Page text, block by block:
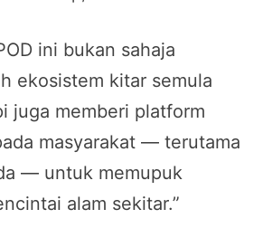
ini bukan sahaja
ekosistem kitar semula
juga memberi platform
masyarakat — terutama
— untuk memupuk
alam sekitar.”